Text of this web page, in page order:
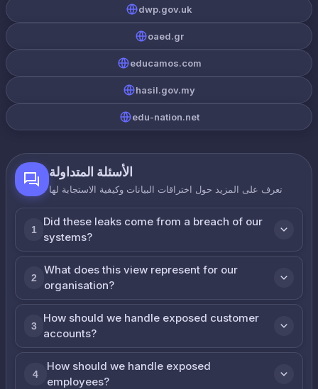
dwp.gov.uk
oaed.gr
educamos.com
hasil.gov.my
edu-nation.net
الأسئلة المتداولة
تعرف على المزيد حول اختراقات البيانات وكيفية الاستجابة لها
1
Did these leaks come from a breach of our
systems?
2
What does this view represent for our
organisation?
3
How should we handle exposed customer
accounts?
4
How should we handle exposed
employees?